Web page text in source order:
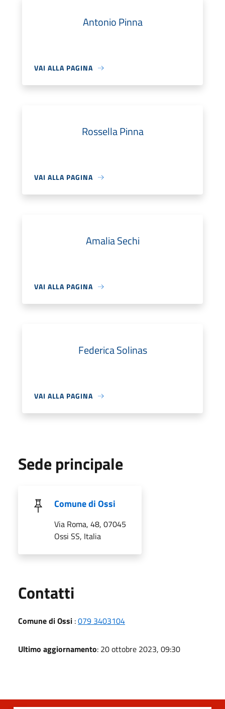
Antonio Pinna
VAI ALLA PAGINA
Rossella Pinna
VAI ALLA PAGINA
Amalia Sechi
VAI ALLA PAGINA
Federica Solinas
VAI ALLA PAGINA
Sede principale
Comune di Ossi
Via Roma, 48, 07045
Ossi SS, Italia
Contatti
Comune di Ossi :079 3403104
Ultimo aggiornamento: 20 ottobre 2023, 09:30